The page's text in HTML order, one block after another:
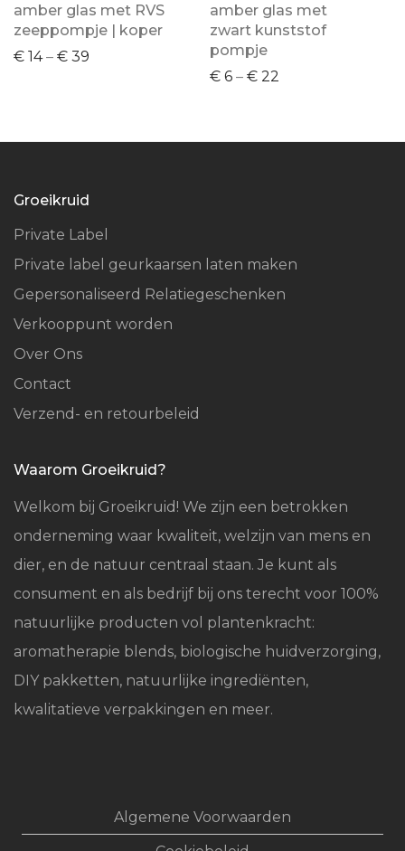
amber glas met RVS
zeeppompje | koper
€ 14– € 39
amber glas met
zwart kunststof
pompje
€ 6 – € 22
Groeikruid
Private Label
Private label geurkaarsen laten maken
Gepersonaliseerd Relatiegeschenken
Verkooppunt worden
Over Ons
Contact
Verzend- en retourbeleid
Waarom Groeikruid?
Welkom bij Groeikruid! We zijn een betrokken
onderneming waar kwaliteit, welzijn van mens en
dier, en de natuur centraal staan. Je kunt als
consument en als bedrijf bij ons terecht voor 100%
natuurlijke producten vol plantenkracht:
aromatherapie blends, biologische huidverzorging,
DIY pakketten, natuurlijke ingrediënten,
kwalitatieve verpakkingen en meer.
Algemene Voorwaarden